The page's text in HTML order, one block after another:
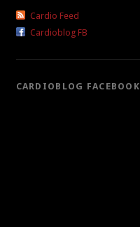
Cardio Feed
Cardioblog FB
CARDIOBLOG FACEBOOK